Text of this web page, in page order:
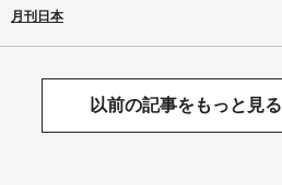
月刊日本
以前の記事をもっと見る